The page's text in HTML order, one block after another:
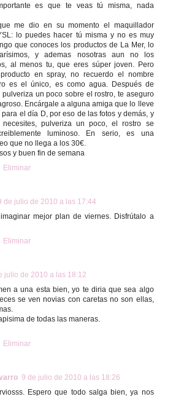
es que te veas tú misma, nada
me dio en su momento el maquillador
lo puedes hacer tú misma y no es muy
que conoces los productos de La Mer, lo
y ademas nosotras aun no los
al menos tu, que eres súper joven. Pero
en spray, no recuerdo el nombre
es el único, es como agua. Después de
pulveriza un poco sobre el rostro, te aseguro
Encárgale a alguna amiga que lo lleve
el día D, por eso de las fotos y demás, y
pulveriza un poco, el rostro se
luminoso. En serio, es una
que no llega a los 30€.
y buen fin de semana
Eliminar
de julio de 2010 a las 17:44
mejor plan de viernes. Disfrútalo a
Eliminar
julio de 2010 a las 18:12
a una esta bien, yo te diria que sea algo
se ven novias con caretas no son ellas,
de todas las maneras.
Eliminar
9 de julio de 2010 a las 18:26
Espero que todo salga bien, ya nos